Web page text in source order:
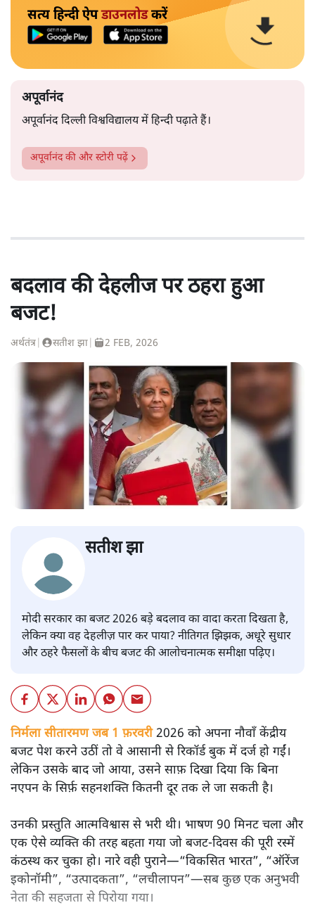
सत्य हिन्दी ऐपडाउनलोडकरें
अपूर्वानंद
अपूर्वानंद दिल्ली विश्वविद्यालय में हिन्दी पढ़ाते हैं।
अपूर्वानंदकी और स्टोरी पढ़ें
बदलाव की देहलीज पर ठहरा हुआ
बजट!
अर्थतंत्र सतीश झा 2 FEB, 2026
सतीश झा
मोदी सरकार का बजट 2026 बड़े बदलाव का वादा करता दिखता है,
लेकिन क्या वह देहलीज़ पार कर पाया? नीतिगत झिझक, अधूरे सुधार
और ठहरे फैसलों के बीच बजट की आलोचनात्मक समीक्षा पढ़िए।
निर्मला सीतारमण जब 1 फ़रवरी2026 को अपना नौवाँ केंद्रीय
बजट पेश करने उठीं तो वे आसानी से रिकॉर्ड बुक में दर्ज हो गईं।
लेकिन उसके बाद जो आया, उसने साफ़ दिखा दिया कि बिना
नएपन के सिर्फ़ सहनशक्ति कितनी दूर तक ले जा सकती है।
उनकी प्रस्तुति आत्मविश्वास से भरी थी। भाषण 90 मिनट चला और
एक ऐसे व्यक्ति की तरह बहता गया जो बजट‑दिवस की पूरी रस्में
कंठस्थ कर चुका हो। नारे वही पुराने—“विकसित भारत”, “ऑरेंज
इकोनॉमी”, “उत्पादकता”, “लचीलापन”—सब कुछ एक अनुभवी
नेता की सहजता से पिरोया गया।